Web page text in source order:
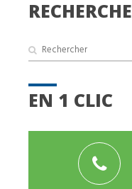
RECHERCHE
EN 1 CLIC